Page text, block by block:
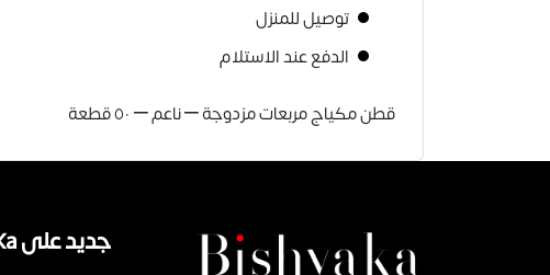
توصيل للمنزل
الدفع عند الاستلام
قطن مكياج مربعات مزدوجة – ناعم – ٥٠ قطعة
جديد على Bishyaka؟